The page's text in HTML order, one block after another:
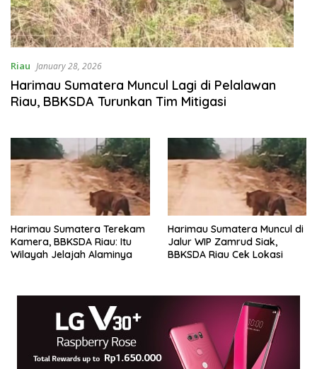
Riau January 28, 2026
Harimau Sumatera Muncul Lagi di Pelalawan
Riau, BBKSDA Turunkan Tim Mitigasi
Harimau Sumatera Terekam
Kamera, BBKSDA Riau: Itu
Wilayah Jelajah Alaminya
Harimau Sumatera Muncul di
Jalur WIP Zamrud Siak,
BBKSDA Riau Cek Lokasi